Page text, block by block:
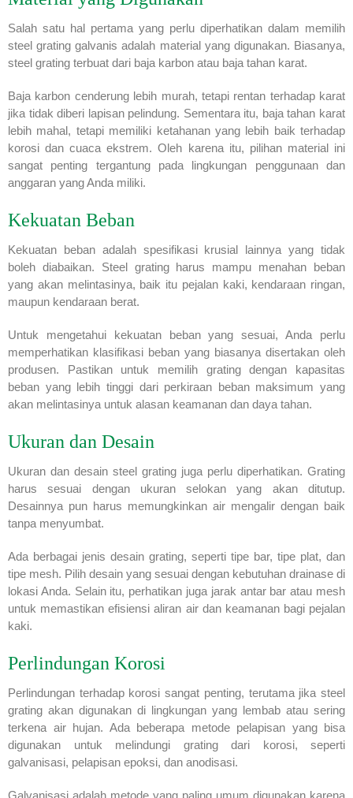
Salah satu hal pertama yang perlu diperhatikan dalam memilih
steel grating galvanis adalah material yang digunakan. Biasanya,
steel grating terbuat dari baja karbon atau baja tahan karat.
Baja karbon cenderung lebih murah, tetapi rentan terhadap karat
jika tidak diberi lapisan pelindung. Sementara itu, baja tahan karat
lebih mahal, tetapi memiliki ketahanan yang lebih baik terhadap
korosi dan cuaca ekstrem. Oleh karena itu, pilihan material ini
sangat penting tergantung pada lingkungan penggunaan dan
anggaran yang Anda miliki.
Kekuatan Beban
Kekuatan beban adalah spesifikasi krusial lainnya yang tidak
boleh diabaikan. Steel grating harus mampu menahan beban
yang akan melintasinya, baik itu pejalan kaki, kendaraan ringan,
maupun kendaraan berat.
Untuk mengetahui kekuatan beban yang sesuai, Anda perlu
memperhatikan klasifikasi beban yang biasanya disertakan oleh
produsen. Pastikan untuk memilih grating dengan kapasitas
beban yang lebih tinggi dari perkiraan beban maksimum yang
akan melintasinya untuk alasan keamanan dan daya tahan.
Ukuran dan Desain
Ukuran dan desain steel grating juga perlu diperhatikan. Grating
harus sesuai dengan ukuran selokan yang akan ditutup.
Desainnya pun harus memungkinkan air mengalir dengan baik
tanpa menyumbat.
Ada berbagai jenis desain grating, seperti tipe bar, tipe plat, dan
tipe mesh. Pilih desain yang sesuai dengan kebutuhan drainase di
lokasi Anda. Selain itu, perhatikan juga jarak antar bar atau mesh
untuk memastikan efisiensi aliran air dan keamanan bagi pejalan
kaki.
Perlindungan Korosi
Perlindungan terhadap korosi sangat penting, terutama jika steel
grating akan digunakan di lingkungan yang lembab atau sering
terkena air hujan. Ada beberapa metode pelapisan yang bisa
digunakan untuk melindungi grating dari korosi, seperti
galvanisasi, pelapisan epoksi, dan anodisasi.
Galvanisasi adalah metode yang paling umum digunakan karena